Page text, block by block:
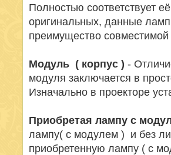
Полностью соответствует
оригинальных, данные
преимущество
Модуль ( корпус ) -
модуля заключается в
Изначально в проекторе
Приобретая лампу с
лампу( с модулем ) и без
приобретенную лампу ( с